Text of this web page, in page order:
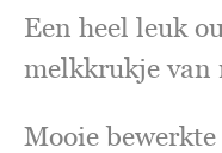
Een heel leuk
melkkrukje van
Mooie bewerkte